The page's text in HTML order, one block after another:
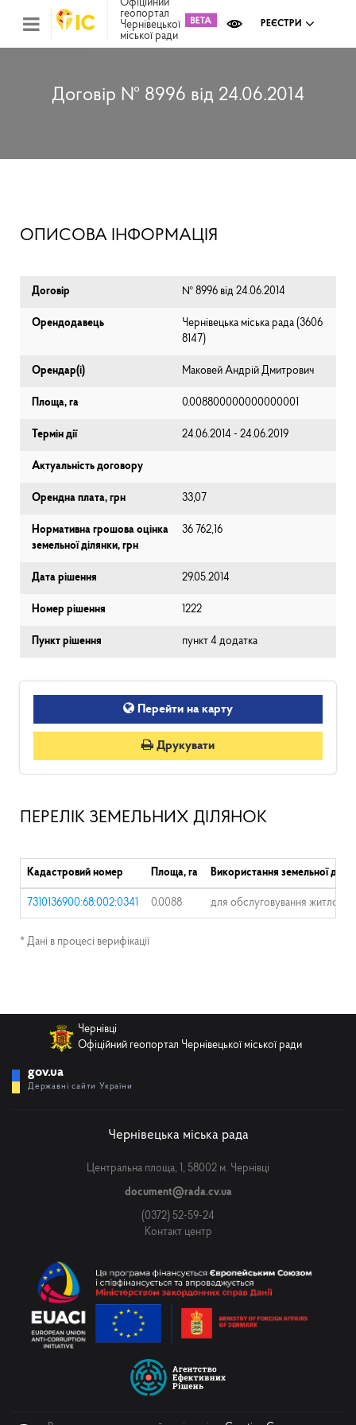
Офіційний
геопортал
Чернівецької
міської ради
РЕЄСТРИ
Договір № 8996 від 24.06.2014
ОПИСОВА ІНФОРМАЦІЯ
Договір № 8996 від 24.06.2014
Орендодавець
Чернівецька міська рада (⁨3606
8147⁩)
Орендар(і) Маковей Андрій Дмитрович
Площа, га 0.008800000000000001
Термін дії 24.06.2014 - 24.06.2019
Актуальність договору
Орендна плата, грн 33,07
Нормативна грошова оцінка
земельної ділянки, грн
36 762,16
Дата рішення 29.05.2014
Номер рішення 1222
Пункт рішення пункт 4 додатка
Перейти на карту
Друкувати
ПЕРЕЛІК ЗЕМЕЛЬНИХ ДІЛЯНОК
Кадастровий номер Площа, га Використання земельної
7310136900:68:002:0341 0.0088 для обслуговування
* Дані в процесі верифікації
Чернівці
Офіційний геопортал Чернівецької міської ради
gov.ua
Державні сайти України
Чернівецька міська рада
Центральна площа, 1, 58002 м. Чернівці
document@rada.cv.ua
(0372) 52-59-24
Контакт центр